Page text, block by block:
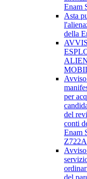
Enam
Asta
della
per
del
conti
Enam
del